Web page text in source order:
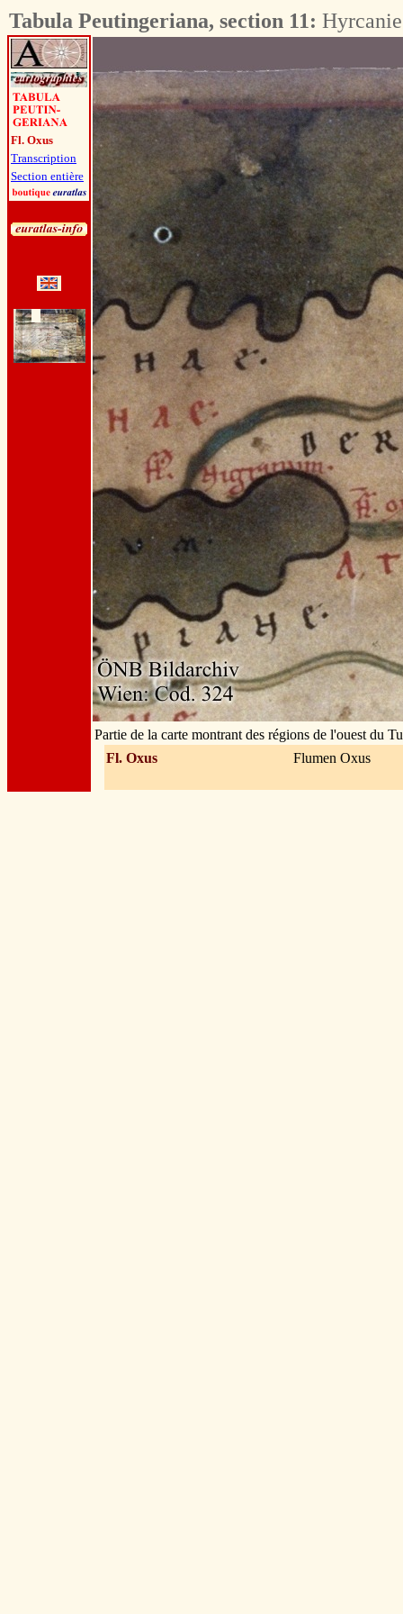
Tabula Peutingeriana, section 11:
Fl. Oxus
Transcription
Section entière
Partie de la carte montrant des régions de l'ouest du
Fl. Oxus
Flumen Oxus